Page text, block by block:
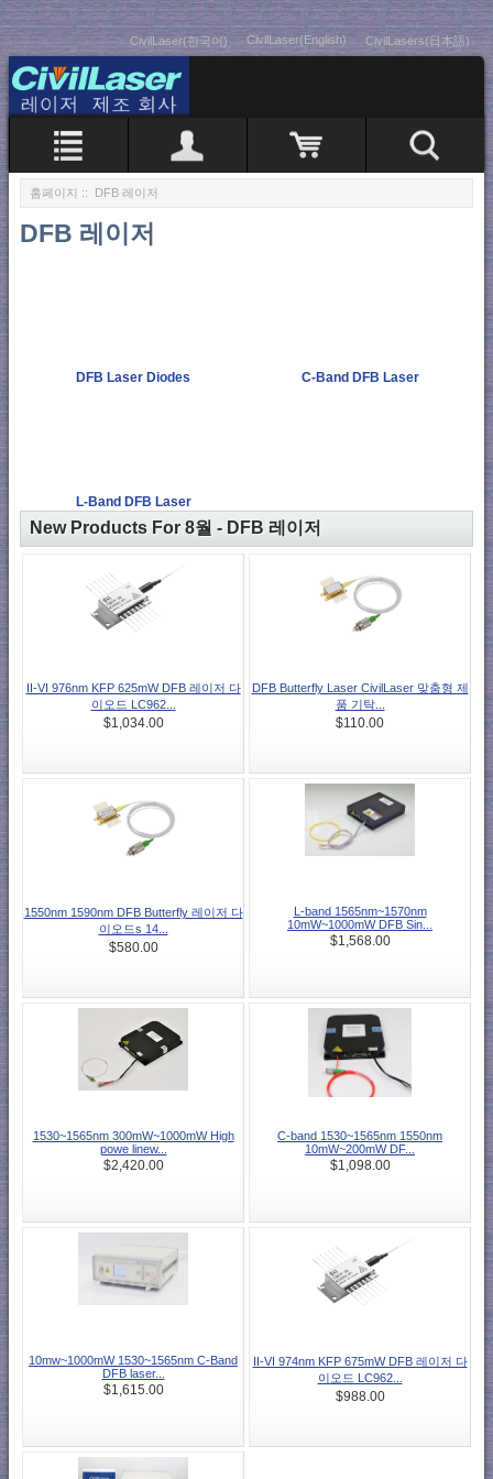
CivilLaser(한국어) CivilLaser(English) CivilLasers(日本語)
홈페이지 :: DFB 레이저
DFB 레이저
DFB Laser Diodes C-Band DFB Laser
L-Band DFB Laser
New Products For 8월 - DFB 레이저
II-VI 976nm KFP 625mW DFB 레이저 다
이오드 LC962...
$1,034.00
DFB Butterfly Laser CivilLaser 맞춤형 제
품 기탁...
$110.00
1550nm 1590nm DFB Butterfly 레이저 다
이오드s 14...
$580.00
L-band 1565nm~1570nm
10mW~1000mW DFB Sin...
$1,568.00
1530~1565nm 300mW~1000mW High
powe linew...
$2,420.00
C-band 1530~1565nm 1550nm
10mW~200mW DF...
$1,098.00
10mw~1000mW 1530~1565nm C-Band
DFB laser...
$1,615.00
II-VI 974nm KFP 675mW DFB 레이저 다
이오드 LC962...
$988.00